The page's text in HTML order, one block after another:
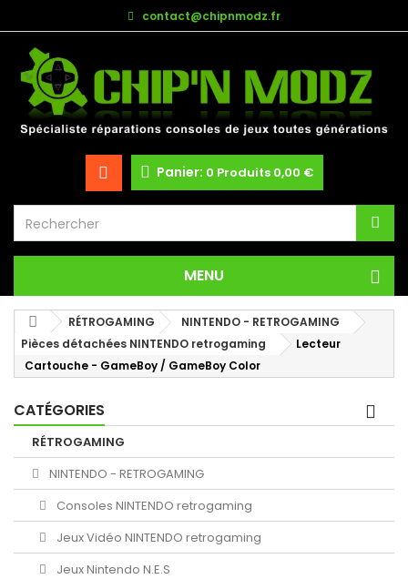
contact@chipnmodz.fr
Panier: 0 Produits 0,00 €
MENU
RÉTROGAMING
NINTENDO - RETROGAMING
Pièces détachées NINTENDO retrogaming
Lecteur
Cartouche - GameBoy / GameBoy Color
CATÉGORIES
RÉTROGAMING
NINTENDO - RETROGAMING
Consoles NINTENDO retrogaming
Jeux Vidéo NINTENDO retrogaming
Jeux Nintendo N.E.S